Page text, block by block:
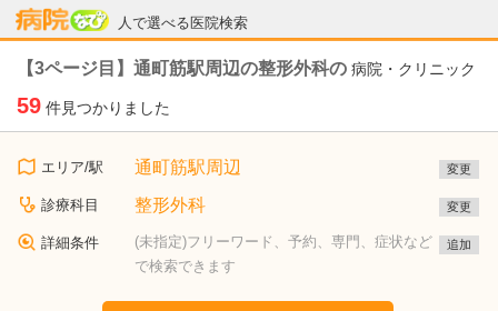
人で選べる医院検索
病院なび
【3ページ目】通町筋駅周辺の整形外科の 病院・クリニック
59 件見つかりました
エリア/駅 通町筋駅周辺 変更
診療科目 整形外科 変更
詳細条件
(未指定)フリーワード、予約、専門、症状など
で検索できます
追加